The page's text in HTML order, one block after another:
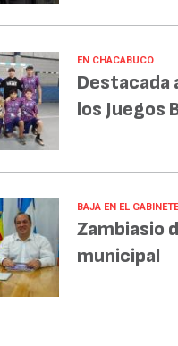
EN CHACABUCO
Destacada
los Juegos
BAJA EN EL GABINETE
Zambiasio
municipal